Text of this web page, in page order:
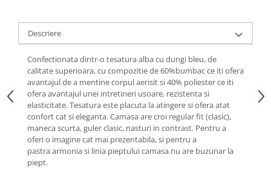
Descriere
Confectionata dintr-o tesatura alba cu dungi bleu, de
calitate superioara, cu compozitie de 60%bumbac ce iti ofera
avantajul de a mentine corpul aerisit si 40% poliester ce iti
ofera avantajul unei intretineri usoare, rezistenta si
elasticitate. Tesatura este placuta la atingere si ofera atat
confort cat si eleganta. Camasa are croi regular fit (clasic),
maneca scurta, guler clasic, nasturi in contrast. Pentru a
oferi o imagine cat mai prezentabila, si pentru a
pastra armonia si linia pieptului camasa nu are buzunar la
piept.